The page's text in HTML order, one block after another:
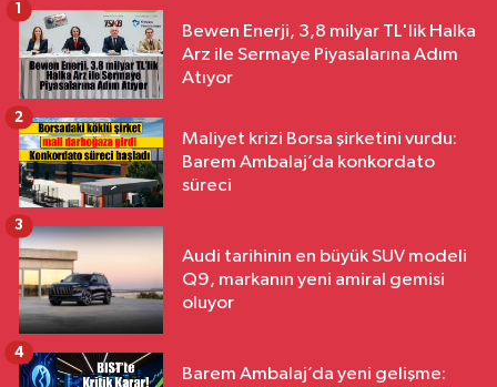
Bewen Enerji, 3,8 milyar TL'lik Halka
Arz ile Sermaye Piyasalarına Adım
Atıyor
1
Maliyet krizi Borsa şirketini vurdu:
Barem Ambalaj’da konkordato
süreci
2
Audi tarihinin en büyük SUV modeli
Q9, markanın yeni amiral gemisi
oluyor
3
Barem Ambalaj’da yeni gelişme:
4